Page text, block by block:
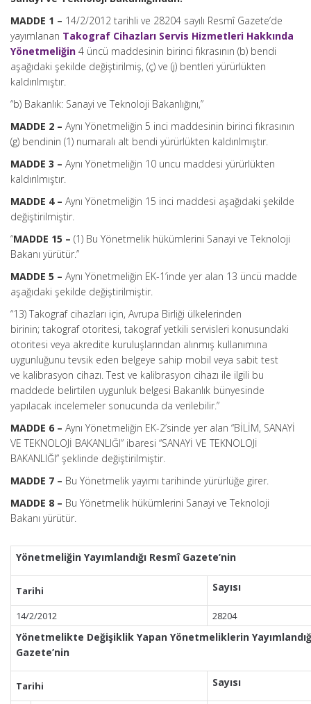
MADDE 1 – 14/2/2012 tarihli ve 28204 sayılı Resmî Gazete’de
yayımlanan Takograf Cihazları Servis Hizmetleri Hakkında
Yönetmeliğin 4 üncü maddesinin birinci fıkrasının (b) bendi
aşağıdaki şekilde değiştirilmiş, (ç) ve (j) bentleri yürürlükten
kaldırılmıştır.
“b) Bakanlık: Sanayi ve Teknoloji Bakanlığını,”
MADDE 2 – Aynı Yönetmeliğin 5 inci maddesinin birinci fıkrasının
(g) bendinin (1) numaralı alt bendi yürürlükten kaldırılmıştır.
MADDE 3 – Aynı Yönetmeliğin 10 uncu maddesi yürürlükten
kaldırılmıştır.
MADDE 4 – Aynı Yönetmeliğin 15 inci maddesi aşağıdaki şekilde
değiştirilmiştir.
“MADDE 15 – (1) Bu Yönetmelik hükümlerini Sanayi ve Teknoloji
Bakanı yürütür.”
MADDE 5 – Aynı Yönetmeliğin EK-1’inde yer alan 13 üncü madde
aşağıdaki şekilde değiştirilmiştir.
“13) Takograf cihazları için, Avrupa Birliği ülkelerinden
birinin; takograf otoritesi, takograf yetkili servisleri konusundaki
otoritesi veya akredite kuruluşlarından alınmış kullanımına
uygunluğunu tevsik eden belgeye sahip mobil veya sabit test
ve kalibrasyon cihazı. Test ve kalibrasyon cihazı ile ilgili bu
maddede belirtilen uygunluk belgesi Bakanlık bünyesinde
yapılacak incelemeler sonucunda da verilebilir.”
MADDE 6 – Aynı Yönetmeliğin EK-2’sinde yer alan “BİLİM, SANAYİ
VE TEKNOLOJİ BAKANLIĞI” ibaresi “SANAYİ VE TEKNOLOJİ
BAKANLIĞI” şeklinde değiştirilmiştir.
MADDE 7 – Bu Yönetmelik yayımı tarihinde yürürlüğe girer.
MADDE 8 – Bu Yönetmelik hükümlerini Sanayi ve Teknoloji
Bakanı yürütür.
Yönetmeliğin Yayımlandığı Resmî Gazete’nin
Tarihi Sayısı
14/2/2012 28204
Yönetmelikte Değişiklik Yapan Yönetmeliklerin
Gazete’nin
Tarihi Sayısı